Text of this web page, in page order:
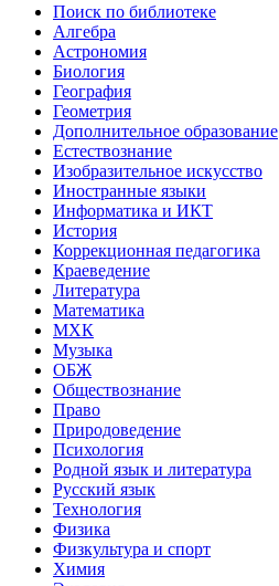
Поиск по библиотеке
Алгебра
Астрономия
Биология
География
Геометрия
Дополнительное образование
Естествознание
Изобразительное искусство
Иностранные языки
Информатика и ИКТ
История
Коррекционная педагогика
Краеведение
Литература
Математика
МХК
Музыка
ОБЖ
Обществознание
Право
Природоведение
Психология
Родной язык и литература
Русский язык
Технология
Физика
Физкультура и спорт
Химия